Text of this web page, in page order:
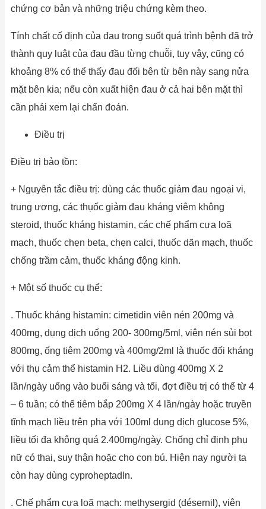
chứng cơ bản và những triệu chứng kèm theo.
Tính chất cố định của đau trong suốt quá trình bệnh đã trở
thành quy luật của đau đầu từng chuỗi, tuy vậy, cũng có
khoảng 8% có thể thấy đau đối bên từ bên này sang nửa
mặt bên kia; nếu còn xuất hiện đau ở cả hai bên mặt thì
cần phải xem lại chẩn đoán.
Điều trị
Điều trị bảo tồn:
+ Nguyên tắc điều trị: dùng các thuốc giảm đau ngoại vi,
trung ương, các thụốc giảm đau kháng viêm không
steroid, thuốc kháng histamin, các chế phẩm cựa loã
mạch, thuốc chẹn beta, chẹn calci, thuốc dãn mạch, thuốc
chống trầm cảm, thuốc kháng động kinh.
+ Một số thuốc cụ thể:
. Thuốc kháng histamin: cimetidin viên nén 200mg và
400mg, dụng dịch uống 200- 300mg/5ml, viên nén sủi bọt
800mg, ống tiêm 200mg và 400mg/2ml là thuốc đối kháng
với thụ cảm thể histamin H2. Liều dùng 400mg X 2
lần/ngày uống vào buổi sáng và tối, đợt điều trị có thể từ 4
– 6 tuần; có thể tiêm bắp 200mg X 4 lần/ngày hoặc truyền
tĩnh mạch liều trên pha với 100ml dung dịch glucose 5%,
liều tối đa không quá 2.400mg/ngày. Chống chỉ định phụ
nữ có thai, suy thận hoặc cho con bú. Hiện nay người ta
còn hay dùng cyproheptadln.
. Chế phẩm cựa loã mạch: methysergid (désernil), viên